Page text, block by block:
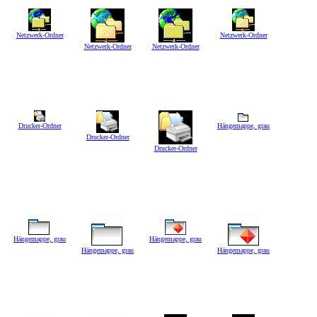
Netzwerk-Ordner
Netzwerk-Ordner
Netzwerk-Ordner
Netzwerk-Ordner
Drucker-Ordner
Drucker-Ordner
Drucker-Ordner
Hängemappe, grau
Hängemappe, grau
Hängemappe, grau
Hängemappe, grau
Hängemappe, grau